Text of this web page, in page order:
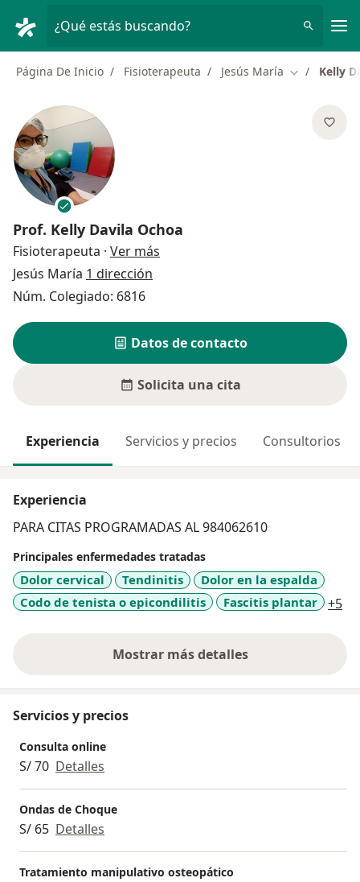
¿Qué estás buscando?
Página De Inicio Fisioterapeuta Jesús María Cambiar de
Kelly
Prof. Kelly Davila Ochoa
Fisioterapeuta · Ver más
Jesús María 1 dirección
Núm. Colegiado: 6816
Datos de contacto
Solicita una cita
Experiencia Servicios y precios Consultorios
Experiencia
PARA CITAS PROGRAMADAS AL 984062610
Principales enfermedades tratadas
Dolor cervical Tendinitis
Dolor en la espalda
Codo de tenista o epicondilitis
Fascitis plantar +5
Mostrar más detalles
sobre la experiencia
Servicios y precios
Consulta online
S/ 70 Detalles
Ondas de Choque
S/ 65 Detalles
Tratamiento manipulativo osteopático